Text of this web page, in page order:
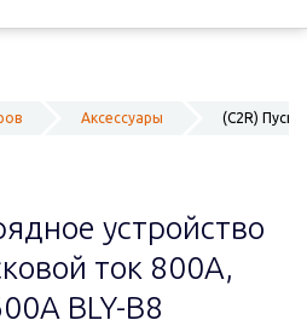
Аксессуары (C2R)
устройство
ток 800A,
BLY-B8